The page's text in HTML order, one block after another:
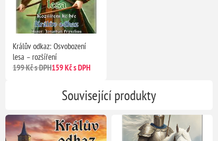
Králův odkaz: Osvobození
lesa – rozšíření
199 Kč s DPH159 Kč s DPH
Související produkty